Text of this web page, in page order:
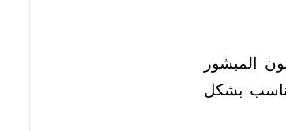
المبشور
بشكل